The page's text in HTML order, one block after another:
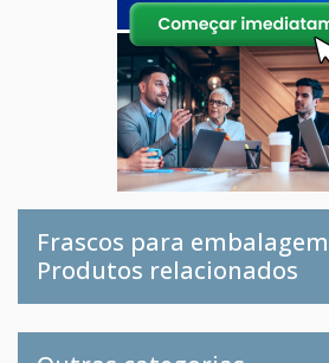
Frascos para embalagem
Produtos relacionados